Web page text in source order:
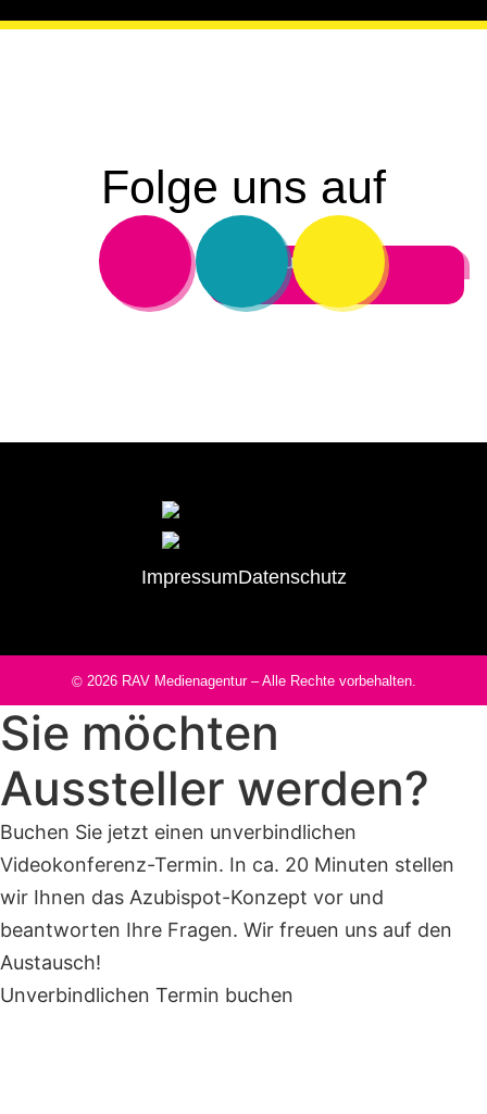
Folge uns auf
Ich bin Aussteller
ImpressumDatenschutz
©2026 RAV Medienagentur– Alle Rechte vorbehalten.
Sie möchten
Aussteller werden?
Buchen Sie jetzt einen unverbindlichen
Videokonferenz-Termin. In ca. 20 Minuten stellen
wir Ihnen das Azubispot-Konzept vor und
beantworten Ihre Fragen. Wir freuen uns auf den
Austausch!
Unverbindlichen Termin buchen